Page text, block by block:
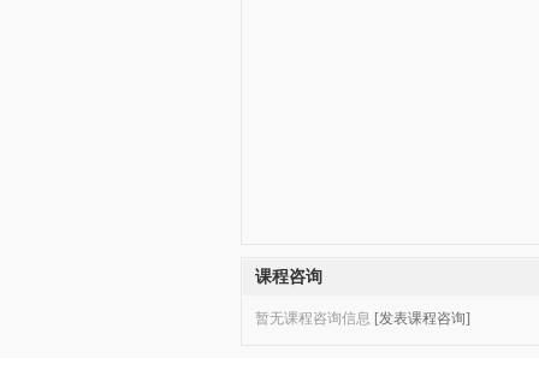
课程咨询
暂无课程咨询信息 [发表课程咨询]